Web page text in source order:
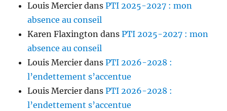
Louis Mercier dansPTI 2025-2027 : mon
absence au conseil
Karen Flaxington dansPTI 2025-2027 : mon
absence au conseil
Louis Mercier dansPTI 2026-2028 :
l’endettement s’accentue
Louis Mercier dansPTI 2026-2028 :
l’endettement s’accentue